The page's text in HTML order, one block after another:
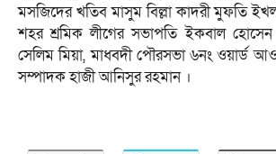
মসজিদের খতিব মাসুম বিল্লা কাদরী মুফতি
শহর শ্রমিক লীগের সভাপতি ইকবাল হোসেন
সেলিম মিয়া, মাধবদী পৌরসভা ৬নং ওয়ার্ড
সম্পাদক হাজী আনিসুর রহমান ।